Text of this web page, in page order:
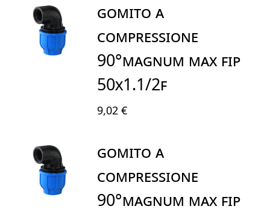
GOMITO A
COMPRESSIONE
90°MAGNUM MAX FIP
50X1.1/2F
9,02 €
GOMITO A
COMPRESSIONE
90°MAGNUM MAX FIP